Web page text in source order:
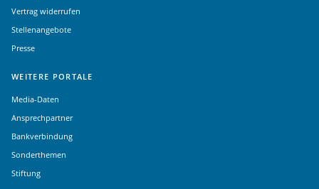
Vertrag widerrufen
Stellenangebote
Presse
WEITERE PORTALE
Media-Daten
Ansprechpartner
Bankverbindung
Sonderthemen
Stiftung